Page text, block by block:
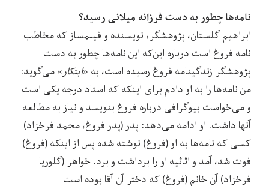
نامه‌ها چطور به دست فرزانه میلانی رسید؟
ابراهیم گلستان، پژوهشگر، نویسنده و فیلمساز که مخاطب
نامه فروغ است درباره این‌که این نامه‌ها چطور به دست
پژوهشگر زندگینامه فروغ رسیده است، به «ابتکار» می‌گوید:
من نامه‌ها را به او دادم برای اینکه که استاد درجه یکی است
و می‌خواست بیوگرافی درباره فروغ بنویسد و نیاز به مطالعه
آنها داشت. او ادامه می‌دهد: پدر (پدر فروغ، محمد فرخزاد)
کسی که نامه‌ها به او (فروغ) نوشته شده پس از اینکه (فروغ)
فوت شد، آمد و اثاثیه او را برداشت و برد. خواهر (گلوریا
فرخزاد) آن خانم (فروغ) که دختر آن آقا بوده است